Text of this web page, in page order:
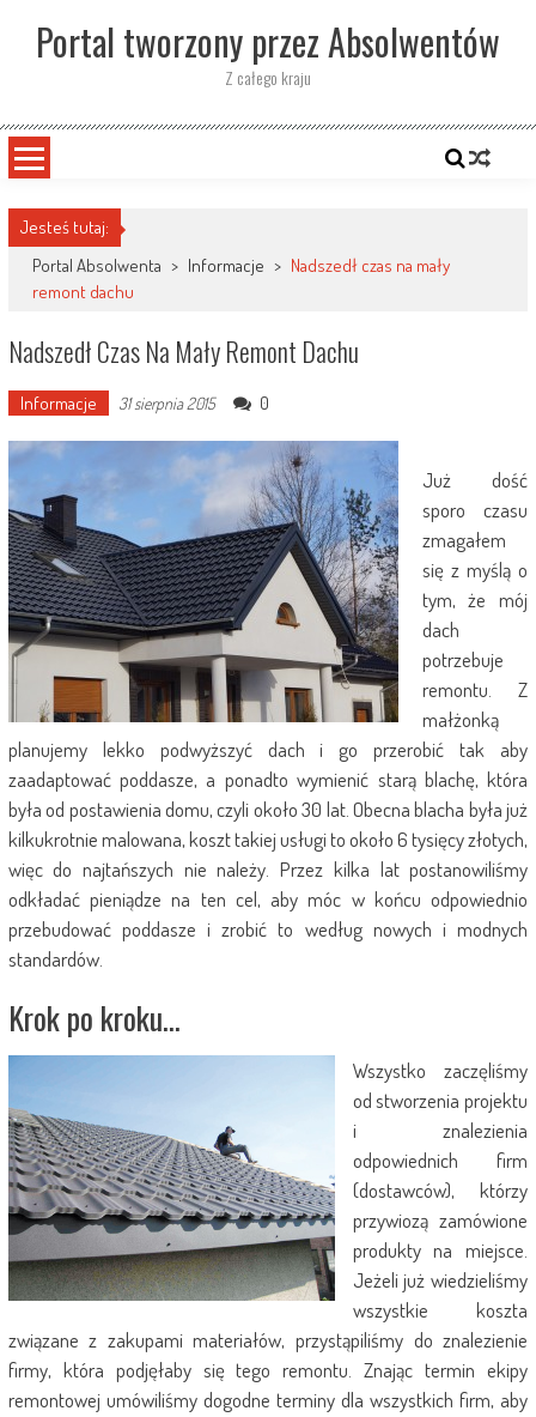
contentPortal tworzony przez Absolwentów
Z całego kraju
Jesteś tutaj:
Portal Absolwenta > Informacje > Nadszedł czas na mały
remont dachu
Nadszedł Czas Na Mały Remont Dachu
Informacje 31 sierpnia 2015 0
Już dość
sporo czasu
zmagałem
się z myślą o
tym, że mój
dach
potrzebuje
remontu. Z
małżonką
planujemy lekko podwyższyć dach i go przerobić tak aby
zaadaptować poddasze, a ponadto wymienić starą blachę, która
była od postawienia domu, czyli około 30 lat. Obecna blacha była już
kilkukrotnie malowana, koszt takiej usługi to około 6 tysięcy złotych,
więc do najtańszych nie należy. Przez kilka lat postanowiliśmy
odkładać pieniądze na ten cel, aby móc w końcu odpowiednio
przebudować poddasze i zrobić to według nowych i modnych
standardów.
Krok po kroku…
Wszystko zaczęliśmy
od stworzenia projektu
i znalezienia
odpowiednich firm
(dostawców), którzy
przywiozą zamówione
produkty na miejsce.
Jeżeli już wiedzieliśmy
wszystkie koszta
związane z zakupami materiałów, przystąpiliśmy do znalezienie
firmy, która podjęłaby się tego remontu. Znając termin ekipy
remontowej umówiliśmy dogodne terminy dla wszystkich firm, aby